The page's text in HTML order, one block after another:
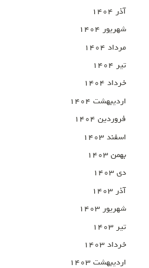
آذر ۱۴۰۴
شهریور ۱۴۰۴
مرداد ۱۴۰۴
تیر ۱۴۰۴
خرداد ۱۴۰۴
اردیبهشت ۱۴۰۴
فروردین ۱۴۰۴
اسفند ۱۴۰۳
بهمن ۱۴۰۳
دی ۱۴۰۳
آذر ۱۴۰۳
شهریور ۱۴۰۳
تیر ۱۴۰۳
خرداد ۱۴۰۳
اردیبهشت ۱۴۰۳